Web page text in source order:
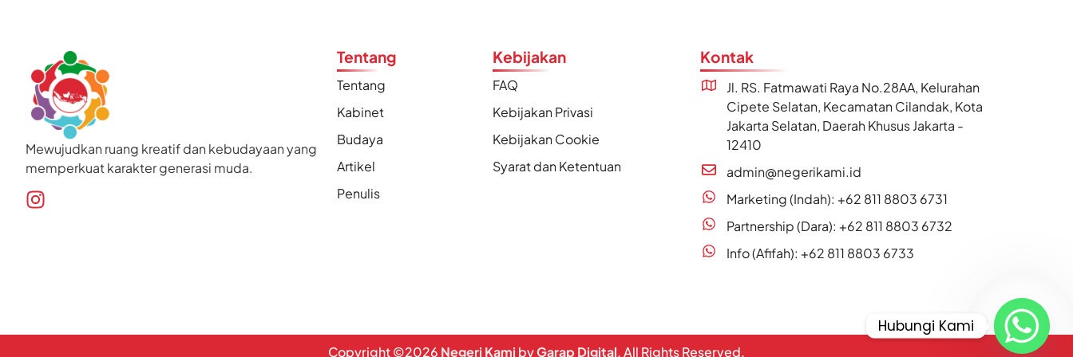
Mewujudkan ruang kreatif dan kebudayaan yang
memperkuat karakter generasi muda.
Tentang
Tentang
Kabinet
Budaya
Artikel
Penulis
Kebijakan
FAQ
Kebijakan Privasi
Kebijakan Cookie
Syarat dan Ketentuan
Kontak
Jl. RS. Fatmawati Raya No.28AA, Kelurahan
Cipete Selatan, Kecamatan Cilandak, Kota
Jakarta Selatan, Daerah Khusus Jakarta -
12410
admin@negerikami.id
Marketing (Indah): +62 811 8803 6731
Partnership (Dara): +62 811 8803 6732
Info (Afifah): +62 811 8803 6733
Copyright ©2026 Negeri Kami byGarap Digital. All Rights Reserved.
Hubungi Kami